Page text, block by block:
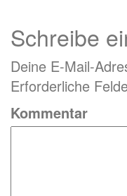
Schreibe
Deine E-Mail-
Erforderliche
Kommentar